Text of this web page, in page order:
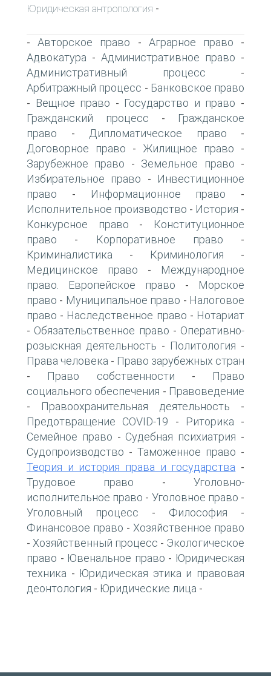
Юридическая антропология -
-Авторское право - Аграрное право -
Адвокатура - Административное право -
Административный процесс -
Арбитражный процесс - Банковское право
- Вещное право - Государство и право -
Гражданский процесс -
Гражданское
право - Дипломатическое право -
Договорное право - Жилищное право -
Зарубежное право - Земельное право -
Избирательное право -
Инвестиционное
право - Информационное право -
Исполнительное производство - История -
Конкурсное право -
Конституционное
право - Корпоративное право -
Криминалистика - Криминология -
Медицинское право -
Международное
право. Европейское право -
Морское
право - Муниципальное право - Налоговое
право - Наследственное право - Нотариат
- Обязательственное право - Оперативно-
розыскная деятельность - Политология -
Права человека - Право зарубежных стран
- Право собственности -
Право
социального обеспечения - Правоведение
- Правоохранительная деятельность -
Предотвращение COVID-19 - Риторика -
Семейное право - Судебная психиатрия -
Судопроизводство - Таможенное право -
Теория и история права и государства -
Трудовое право -Уголовно-
исполнительное право - Уголовное право -
Уголовный процесс - Философия -
Финансовое право - Хозяйственное право
- Хозяйственный процесс - Экологическое
право - Ювенальное право - Юридическая
техника - Юридическая этика и правовая
деонтология - Юридические лица -